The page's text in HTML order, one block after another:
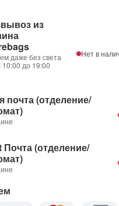
из
даже без света
10:00 до 19:00
Нет в
почта (отделение/
Почта (отделение/